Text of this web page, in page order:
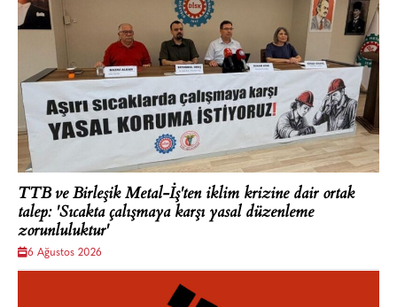
TTB ve Birleşik Metal-İş'ten iklim krizine dair ortak
talep: 'Sıcakta çalışmaya karşı yasal düzenleme
zorunluluktur'
6 Ağustos 2026